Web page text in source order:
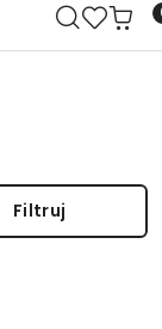
Filtruj